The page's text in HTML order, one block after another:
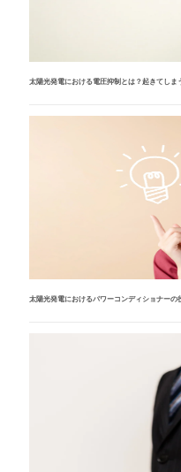
太陽光発電における電圧抑制とは？起きてしま
太陽光発電におけるパワーコンディショナーの